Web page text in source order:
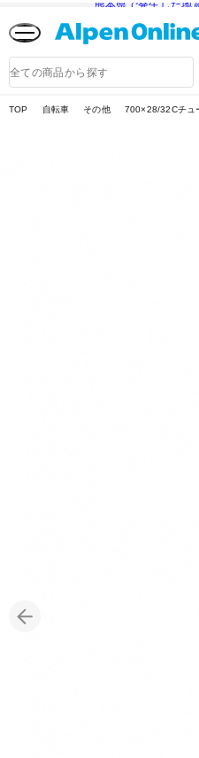
熊本県で発生した地
品
検
TOP 自転車 その他 700×28/32Cチュ